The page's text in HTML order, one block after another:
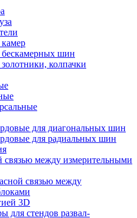
шин
колпачки
для диагональных шин
для радиальных шин
связью между измерительными
связью между
3D
для стендов развал-